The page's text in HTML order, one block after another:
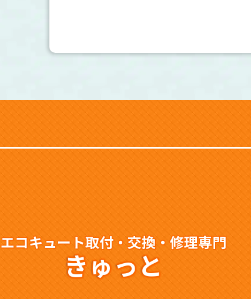
エコキュート取付・交換・修理専門
きゅっと